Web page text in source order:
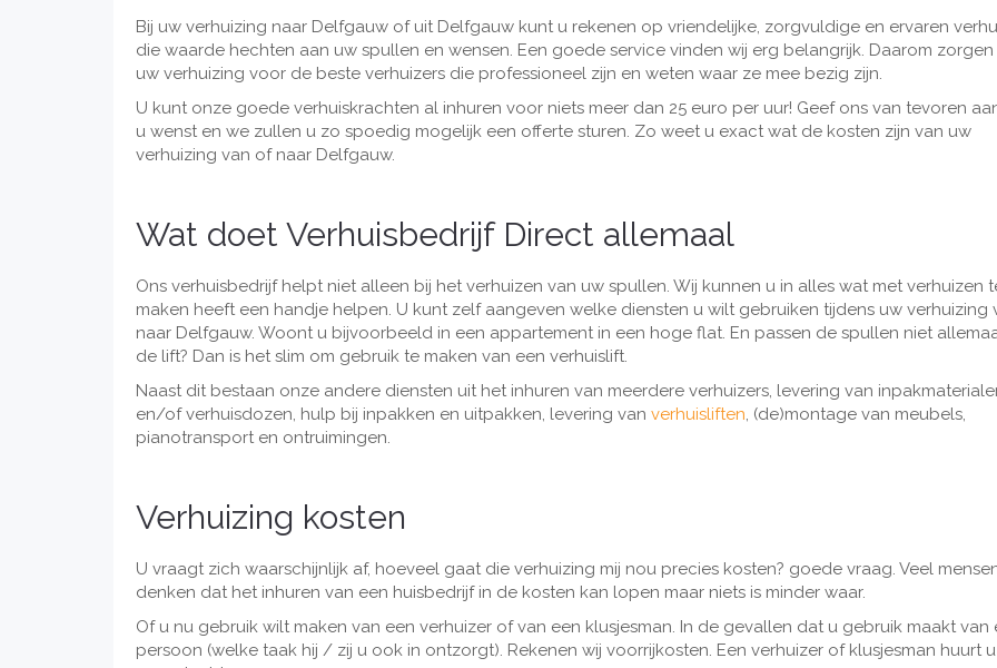
Bij uw verhuizing naar Delfgauw of uit Delfgauw kunt u rekenen op vriendelijke, zorgvuldige en ervaren
die waarde hechten aan uw spullen en wensen. Een goede service vinden wij erg belangrijk. Daarom zorgen
uw verhuizing voor de beste verhuizers die professioneel zijn en weten waar ze mee bezig zijn.
U kunt onze goede verhuiskrachten al inhuren voor niets meer dan 25 euro per uur! Geef ons van tevoren
u wenst en we zullen u zo spoedig mogelijk een offerte sturen. Zo weet u exact wat de kosten zijn van uw
verhuizing van of naar Delfgauw.
Wat doet Verhuisbedrijf Direct allemaal
Ons verhuisbedrijf helpt niet alleen bij het verhuizen van uw spullen. Wij kunnen u in alles wat met verhuizen
maken heeft een handje helpen. U kunt zelf aangeven welke diensten u wilt gebruiken tijdens uw verhuizing
naar Delfgauw. Woont u bijvoorbeeld in een appartement in een hoge flat. En passen de spullen niet
de lift? Dan is het slim om gebruik te maken van een verhuislift.
Naast dit bestaan onze andere diensten uit het inhuren van meerdere verhuizers, levering van
en/of verhuisdozen, hulp bij inpakken en uitpakken, levering van verhuisliften, (de)montage van meubels,
pianotransport en ontruimingen.
Verhuizing kosten
U vraagt zich waarschijnlijk af, hoeveel gaat die verhuizing mij nou precies kosten? goede vraag. Veel
denken dat het inhuren van een huisbedrijf in de kosten kan lopen maar niets is minder waar.
Of u nu gebruik wilt maken van een verhuizer of van een klusjesman. In de gevallen dat u gebruik maakt van
persoon (welke taak hij / zij u ook in ontzorgt). Rekenen wij voorrijkosten. Een verhuizer of klusjesman huurt